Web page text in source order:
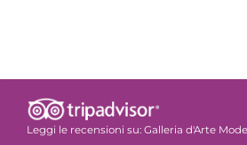
Leggi le recensioni su: Galleria d'Arte